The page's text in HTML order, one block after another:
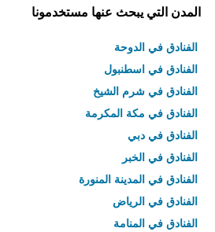
المدن التي يبحث عنها مستخدمونا
الفنادق في الدوحة
الفنادق في اسطنبول
الفنادق في شرم الشيخ
الفنادق في مكة المكرمة
الفنادق في دبي
الفنادق في الخبر
الفنادق في المدينة المنورة
الفنادق في الرياض
الفنادق في المنامة